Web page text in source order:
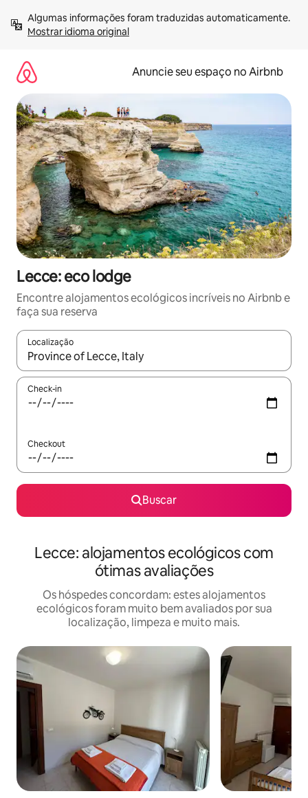
para
Mostrar idioma original
Anuncie seu espaço no Airbnb
Lecce: eco lodge
Encontre alojamentos ecológicos incríveis no Airbnb e
faça sua reserva
Localização
Quando os resultados estiverem disponíveis, explore-os
Check-in
Checkout
Buscar
Lecce: alojamentos ecológicos com
ótimas avaliações
Os hóspedes concordam: estes alojamentos
ecológicos foram muito bem avaliados por sua
localização, limpeza e muito mais.